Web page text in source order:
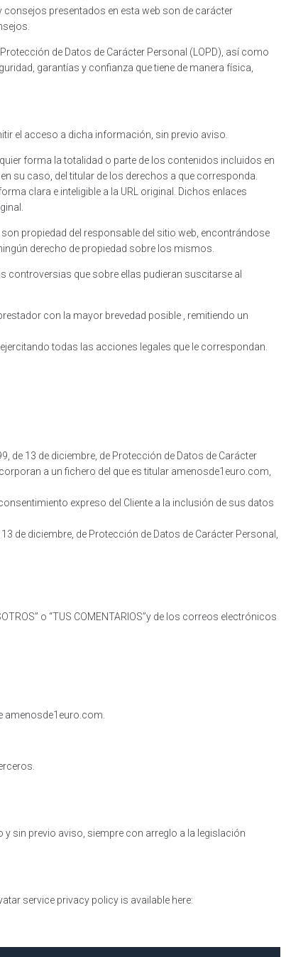
presentados en esta web son de carácter
de Datos de Carácter Personal (LOPD), así como
garantías y confianza que tiene de manera física,
el acceso a dicha información, sin previo aviso.
forma la totalidad o parte de los contenidos incluidos en
su caso, del titular de los derechos a que corresponda.
clara e inteligible a la URL original. Dichos enlaces
propiedad del responsable del sitio web, encontrándose
derecho de propiedad sobre los mismos.
controversias que sobre ellas pudieran suscitarse al
con la mayor brevedad posible , remitiendo un
todas las acciones legales que le correspondan.
de 13 de diciembre, de Protección de Datos de Carácter
a un fichero del que es titular amenosde1euro.com,
expreso del Cliente a la inclusión de sus datos
de diciembre, de Protección de Datos de Carácter Personal,
o “TUS COMENTARIOS”y de los correos electrónicos
amenosde1euro.com.
sin previo aviso, siempre con arreglo a la legislación
service privacy policy is available here: